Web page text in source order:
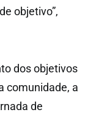
objetivo”,
dos objetivos
comunidade, a
de